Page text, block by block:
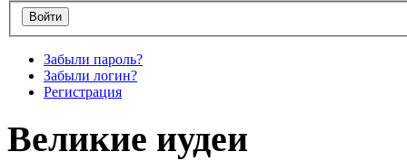
Забыли пароль?
Забыли логин?
Регистрация
Великие иудеи